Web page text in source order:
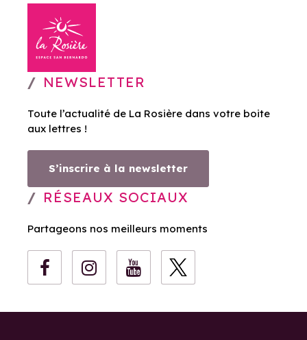
NEWSLETTER
Toute l’actualité de La Rosière dans votre boite
aux lettres !
S’inscrire à la newsletter
RÉSEAUX SOCIAUX
Partageons nos meilleurs moments